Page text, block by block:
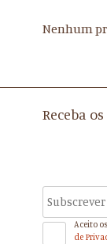
Nenhum
Receba
Aceito os
de